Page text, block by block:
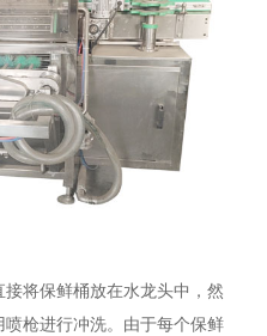
将保鲜桶放在水龙头中，然
枪进行冲洗。由于每个保鲜